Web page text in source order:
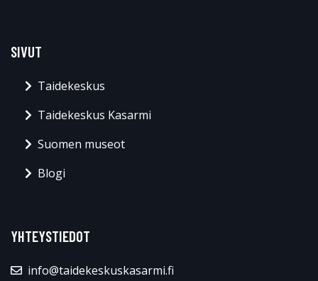
SIVUT
Taidekeskus
Taidekeskus Kasarmi
Suomen museot
Blogi
YHTEYSTIEDOT
info@taidekeskuskasarmi.fi